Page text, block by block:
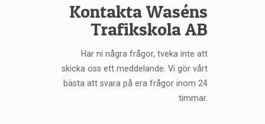
Kontakta Waséns
Trafikskola AB
Har ni några frågor, tveka inte att
skicka oss ett meddelande. Vi gör vårt
bästa att svara på era frågor inom 24
timmar.